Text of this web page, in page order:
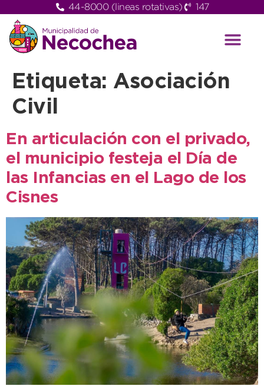
44-8000 (lineas rotativas) 147
Etiqueta: Asociación
Civil
En articulación con el privado,
el municipio festeja el Día de
las Infancias en el Lago de los
Cisnes